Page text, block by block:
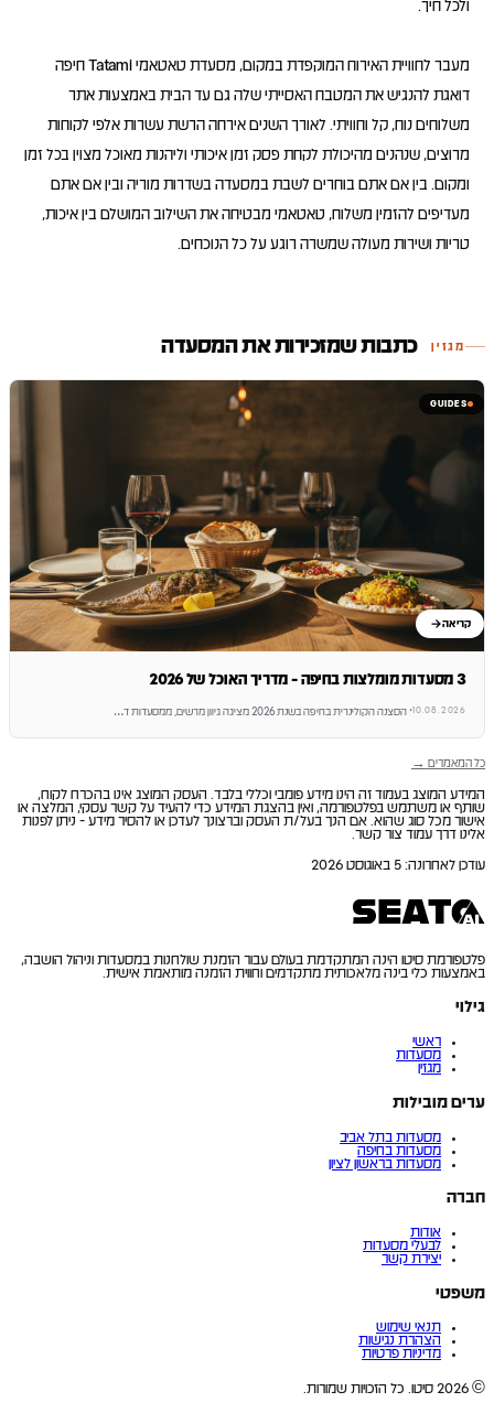
מעבר לחוויית האירוח המוקפדת במקום, מסעדת טאטאמי Tatami חיפה
דואגת להנגיש את המטבח האסייתי שלה גם עד הבית באמצעות אתר
משלוחים נוח, קל וחוויתי. לאורך השנים אירחה הרשת עשרות אלפי לקוחות
מרוצים, שנהנים מהיכולת לקחת פסק זמן איכותי וליהנות מאוכל מצוין בכל זמן
ומקום. בין אם אתם בוחרים לשבת במסעדה בשדרות מוריה ובין אם אתם
מעדיפים להזמין משלוח, טאטאמי מבטיחה את השילוב המושלם בין איכות,
טריות ושירות מעולה שמשרה רוגע על כל הנוכחים.
מגזין כתבות שמזכירות את המסעדה
GUIDES
קריאה
3 מסעדות מומלצות בחיפה - מדריך האוכל של 2026
10.08.2026
· הסצנה הקולינרית בחיפה בשנת 2026 מציגה גיוון מרשים, ממסעדות ד …
כל המאמרים →
המידע המוצג בעמוד זה הינו מידע פומבי וכללי בלבד. העסק המוצג אינו בהכרח לקוח,
שותף או משתמש בפלטפורמה, ואין בהצגת המידע כדי להעיד על קשר עסקי, המלצה או
אישור מכל סוג שהוא. אם הנך בעל/ת העסק וברצונך לעדכן או להסיר מידע - ניתן לפנות
אלינו דרך עמוד צור קשר.
עודכן לאחרונה: 5 באוגוסט 2026
פלטפורמת סיטו הינה המתקדמת בעולם עבור הזמנת שולחנות במסעדות וניהול הושבה,
באמצעות כלי בינה מלאכותית מתקדמים וחווית הזמנה מותאמת אישית.
גילוי
ראשי
מסעדות
מגזין
ערים מובילות
מסעדות בתל אביב
מסעדות בחיפה
מסעדות בראשון לציון
חברה
אודות
לבעלי מסעדות
יצירת קשר
משפטי
תנאי שימוש
הצהרת נגישות
מדיניות פרטיות
© 2026 סיטו. כל הזכויות שמורות.